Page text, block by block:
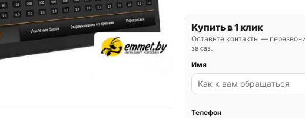
Купить в 1 клик
Оставьте контакты —
заказ.
Имя
Телефон